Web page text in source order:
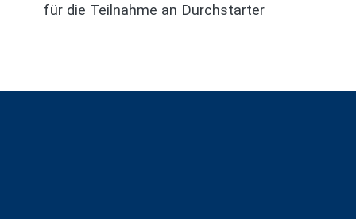
für die Teilnahme an Durchstarter